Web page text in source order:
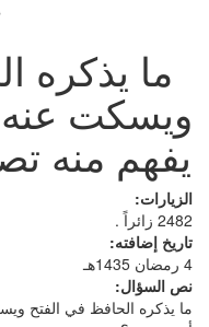
ما يذكره
ويسكت عنه
يفهم منه
الزيارات:
2482 زائراً .
تاريخ إضافته:
4 رمضان 1435هـ
نص السؤال:
ما يذكره الحافظ في الفتح